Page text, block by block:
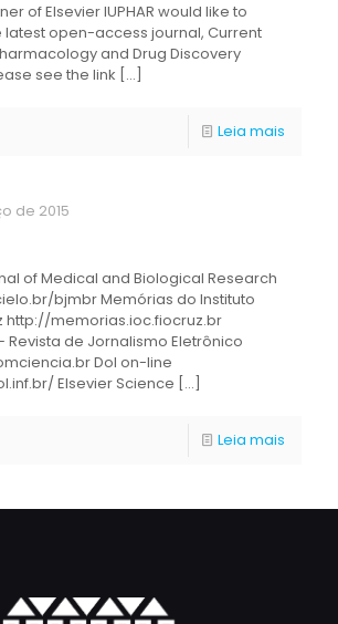
of Elsevier IUPHAR would like to
latest open-access journal, Current
and Drug Discovery
see the link […]
Leia mais
de 2015
of Medical and Biological Research
bjmbr Memórias do Instituto
http://memorias.ioc.fiocruz.br
Revista de Jornalismo Eletrônico
Dol on-line
Elsevier Science […]
Leia mais